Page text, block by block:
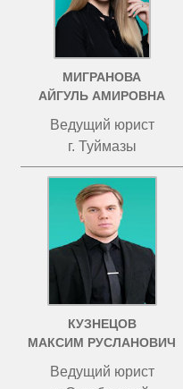
МИГРАНОВА
АЙГУЛЬ АМИРОВНА
Ведущий юрист
г. Туймазы
КУЗНЕЦОВ
МАКСИМ РУСЛАНОВИЧ
Ведущий юрист